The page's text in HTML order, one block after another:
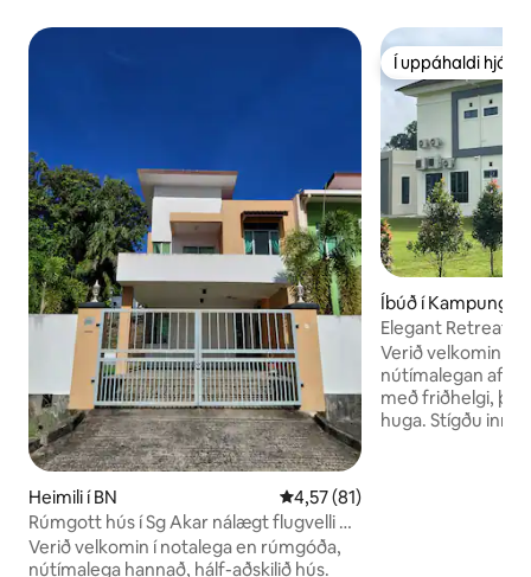
Heimili í BN 4,57 af 5 í meðaleinkunn, 81
4,57 (81)
Rúmgott hús í Sg Akar nálægt flugvelli og
verslunarmiðstöðvum
Verið velkomin í notalega en rúmgóða,
nútímalega hannað, hálf-aðskilið hús.
Í uppáhaldi hjá
Í uppáhaldi hjá
Íbúð í Kampung
Elegant Retreat
& Comfort
Verið velkomin í
nútímalegan
með friðhelgi,
huga. Stígðu inn í vandlega hannaða eign